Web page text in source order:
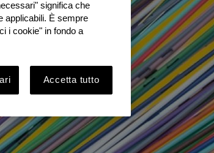
significa che
applicabili. È sempre
i cookie" in fondo a
Accetta tutto